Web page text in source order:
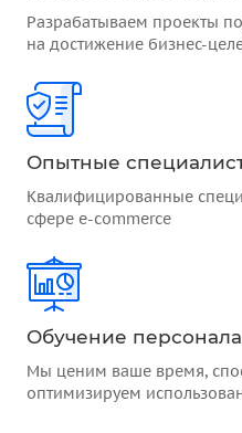
Разрабатываем проекты
на достижение бизнес-
Опытные
Квалифицированные
сфере e-commerce
Обучение персонала
Мы ценим ваше время,
оптимизируем